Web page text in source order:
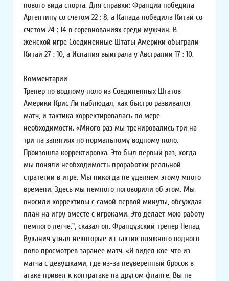
нового вида спорта. Для справки: Франция победила
Аргентину со счетом 22 : 8, а Канада победила Китай со
счетом 24 : 14 в соревнованиях среди мужчин. В
женской игре Соединенные Штаты Америки обыграли
Китай 27 : 10, а Испания выиграла у Австралии 17 : 10.
Комментарии
Тренер по водному поло из Соединенных Штатов
Америки Крис Ли наблюдал, как быстро развивался
матч, и тактика корректировалась по мере
необходимости. «Много раз мы тренировались три на
три на занятиях по нормальному водному поло.
Произошла корректировка. Это был первый раз, когда
мы поняли необходимость проработки реальной
стратегии в игре. Мы никогда не уделяем этому много
времени. Здесь мы немного поговорили об этом. Мы
вносили коррективы с самой первой минуты, обсуждая
план на игру вместе с игроками. Это делает мою работу
немного легче.", сказал он. Французский тренер Ненад
Вуканич узнал некоторые из тактик пляжного водного
поло просмотрев заранее матч. «Я видел кое-что из
матча с девушками, где из-за неуверенный бросок в
атаке привел к контратаке на другом фланге. Вы не